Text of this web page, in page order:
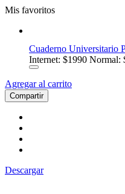
Mis favoritos
Cuaderno Universitario
Internet: $1990 Normal:
Agregar al carrito
Compartir
Descargar